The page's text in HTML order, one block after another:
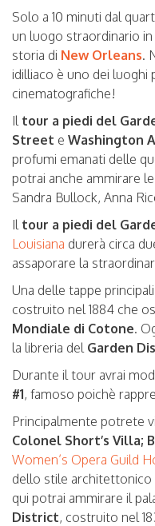
Solo a 10 minuti dal
un luogo straordinario
storia di New Orleans.
idilliaco è uno dei luoghi
cinematografiche!
Iltour a piedi del
Street e Washington
profumi emanati delle
potrai anche ammirare
Sandra Bullock, Anna
Il tour a piedi del
Louisiana durerà circa
assaporare la
Una delle tappe
costruito nel 1884 che
Mondiale di Cotone.
la libreria delGarden
Durante il tour avrai
#1, famoso poichè
Principalmente potrete
Colonel Short’s Villa;
Women’s Opera Guild
dello stile architettonico
qui potrai ammirare il
District, costruito nel